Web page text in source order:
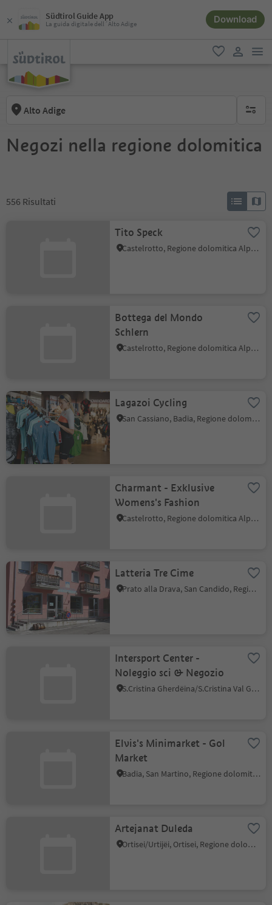
Südtirol Guide App
La guida digitale dell´Alto Adige Download
favoriti
Alto Adige
Negozi nella regione dolomitica
556 Risultati
Tito Speck
Castelrotto, Regione dolomitica Alpe di Siusi
Bottega del Mondo
Schlern
Castelrotto, Regione dolomitica Alpe di Siusi
Lagazoi Cycling
San Cassiano, Badia, Regione dolomitica Alta Badia
Charmant - Exklusive
Womens's Fashion
Castelrotto, Regione dolomitica Alpe di Siusi
Latteria Tre Cime
Prato alla Drava, San Candido, Regione dolomitica 3 Cime
Intersport Center -
Noleggio sci & Negozio
S.Cristina Gherdëina/S.Cristina Val Gardena, Santa Cristina Val Gardena, Regione dolomitica Val Gardena
Elvis's Minimarket - Gol
Market
Badia, San Martino, Regione dolomitica Plan de Corones
Artejanat Duleda
Ortisei/Urtijëi, Ortisei, Regione dolomitica Val Gardena